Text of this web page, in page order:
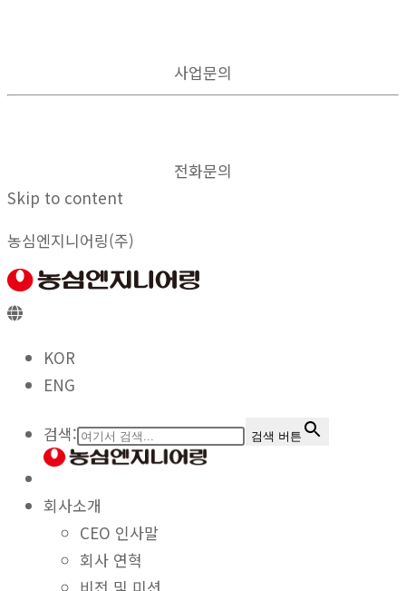
사업문의
전화문의
Skip to content
농심엔지니어링(주)
KOR
ENG
검색: 검색 버튼
회사소개
CEO 인사말
회사 연혁